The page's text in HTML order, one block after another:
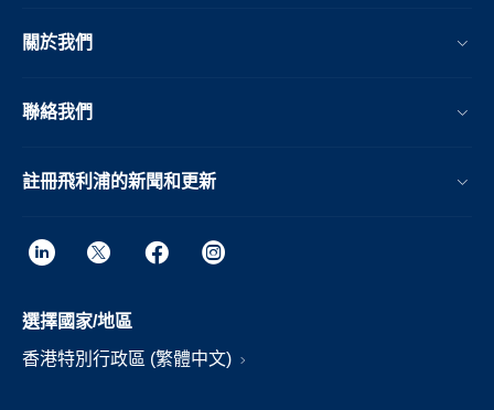
關於我們
聯絡我們
註冊飛利浦的新聞和更新
選擇國家/地區
香港特別行政區 (繁體中文)